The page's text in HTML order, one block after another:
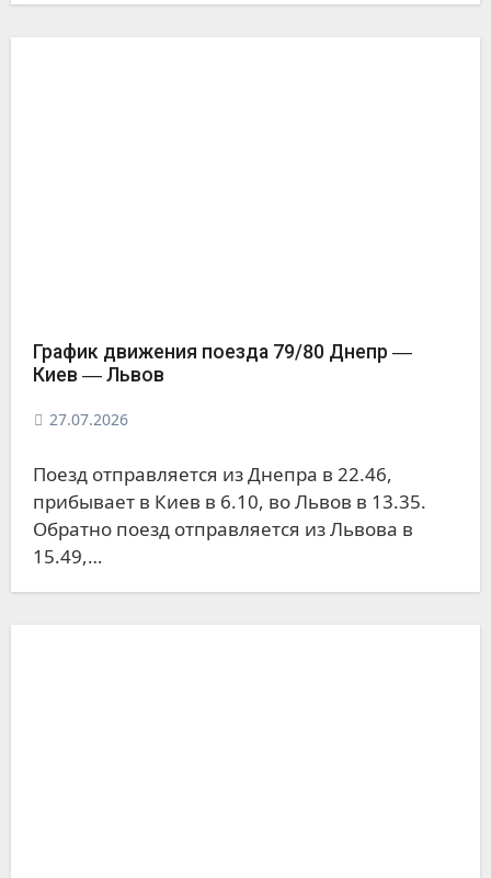
График движения поезда 79/80 Днепр ―
Киев ― Львов
27.07.2026
Поезд отправляется из Днепра в 22.46,
прибывает в Киев в 6.10, во Львов в 13.35.
Обратно поезд отправляется из Львова в
15.49,…